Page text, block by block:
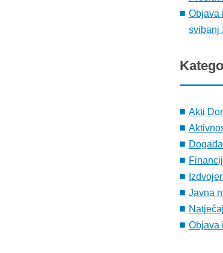
Objava
svibanj
Akti
Javna
Objava